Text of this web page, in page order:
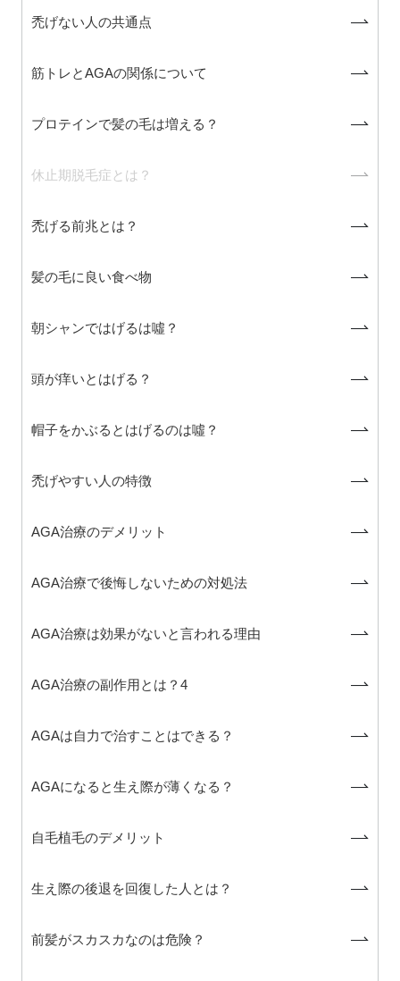
禿げない人の共通点
筋トレとAGAの関係について
プロテインで髪の毛は増える？
休止期脱毛症とは？
禿げる前兆とは？
髪の毛に良い食べ物
朝シャンではげるは噓？
頭が痒いとはげる？
帽子をかぶるとはげるのは噓？
禿げやすい人の特徴
AGA治療のデメリット
AGA治療で後悔しないための対処法
AGA治療は効果がないと言われる理由
AGA治療の副作用とは？4
AGAは自力で治すことはできる？
AGAになると生え際が薄くなる？
自毛植毛のデメリット
生え際の後退を回復した人とは？
前髪がスカスカなのは危険？